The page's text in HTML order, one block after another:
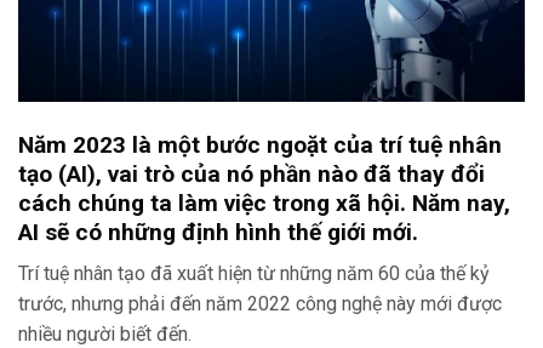
Năm 2023 là một bước ngoặt của trí tuệ nhân
tạo (AI), vai trò của nó phần nào đã thay đổi
cách chúng ta làm việc trong xã hội. Năm nay,
AI sẽ có những định hình thế giới mới.
Trí tuệ nhân tạo đã xuất hiện từ những năm 60 của thế kỷ
trước, nhưng phải đến năm 2022 công nghệ này mới được
nhiều người biết đến.